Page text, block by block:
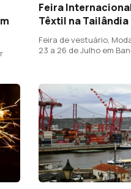
Feira
Têxtil na Tailândia
Feira de vestuário,
23 a 26 de Julho em